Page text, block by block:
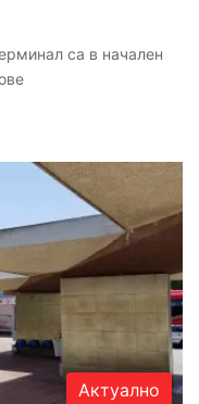
са в начален
Актуално